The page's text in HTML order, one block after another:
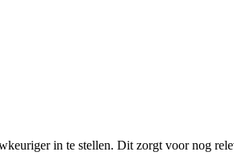
in te stellen. Dit zorgt voor nog